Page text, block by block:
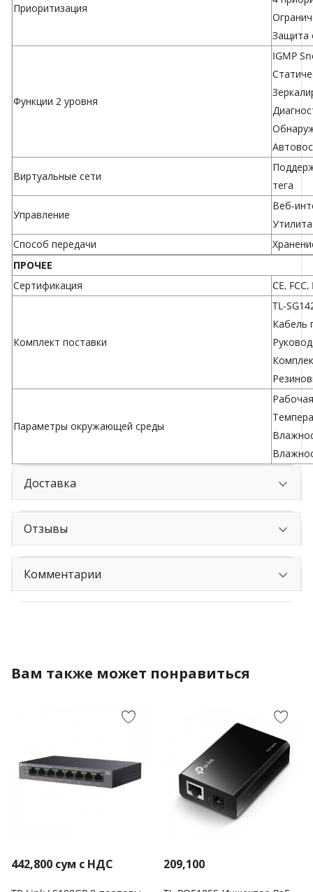
Приоритизация
Защита
Функции 2 уровня
IGMP
Виртуальные сети
тега
Управление
Веб-
Способ передачи
ПРОЧЕЕ
Сертификация
CE, FCC,
Комплект поставки
TL-
Кабель
Параметры окружающей среды
Доставка
Отзывы
Комментарии
Вам также может понравиться
442,800 сум с НДС 209,100